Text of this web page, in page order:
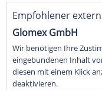
Empfohlener
Glomex GmbH
Wir benötigen Ihre
eingebundenen Inhalt
diesen mit einem Klick
deaktivieren.